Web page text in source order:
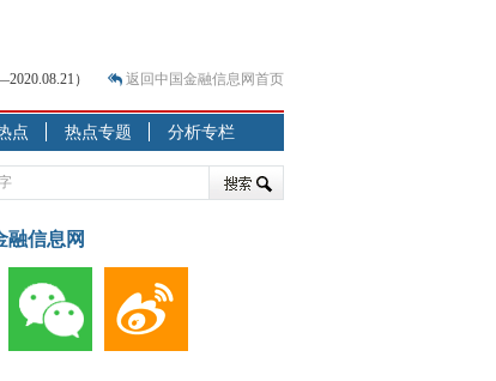
）
）
结构性失衡藏
返回中国金融信息网首页
点 热点专题 分析专栏
融信息网